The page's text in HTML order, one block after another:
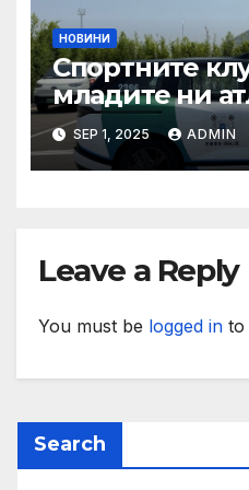
НОВИНИ
Спортните
младите ни
техните
нужда от
и ние ще им я
SEP 1, 2025 ADMIN
Leave a Reply
You must be logged in to
Search